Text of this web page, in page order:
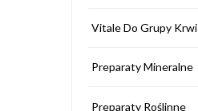
Vitale Do Grupy Krwi
Preparaty Mineralne
Preparaty Roślinne